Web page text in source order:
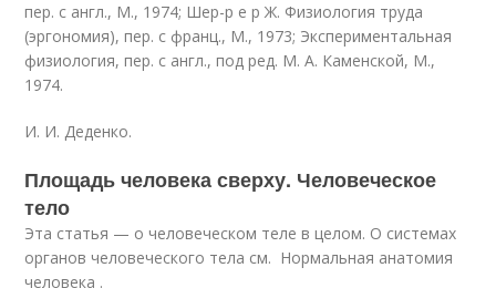
пер. с англ., М., 1974; Шер-р e р Ж. Физиология труда
(эргономия), пер. с франц., М., 1973; Экспериментальная
физиология, пер. с англ., под ред. М. А. Каменской, М.,
1974.
И. И. Деденко.
Площадь человека сверху. Человеческое
тело
Эта статья — о человеческом теле в целом. О системах
органов человеческого тела см. Нормальная анатомия
человека .